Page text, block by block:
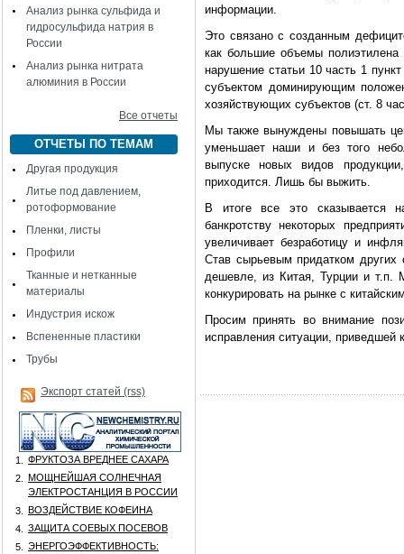
Анализ рынка сульфида и
гидросульфида натрия в
России
Анализ рынка нитрата
алюминия в России
Все отчеты
ОТЧЕТЫ ПО ТЕМАМ
Другая продукция
Литье под давлением,
ротоформование
Пленки, листы
Профили
Тканные и нетканные
материалы
Индустрия искож
Вспененные пластики
Трубы
Экспорт статей (rss)
1.
ФРУКТОЗА ВРЕДНЕЕ САХАРА
2.
МОЩНЕЙШАЯ СОЛНЕЧНАЯ
ЭЛЕКТРОСТАНЦИЯ В РОССИИ
3.
ВОЗДЕЙСТВИЕ КОФЕИНА
4.
ЗАЩИТА СОЕВЫХ ПОСЕВОВ
5.
ЭНЕРГОЭФФЕКТИВНОСТЬ:
информации.
Это связано с созданным
как большие объемы
нарушение статьи 10 часть 1
субъектом доминирующим
хозяйствующих субъектов (ст. 8
Мы также вынуждены повышать
уменьшает наши и без того
выпуске новых видов
приходится. Лишь бы выжить.
В итоге все это сказывается
банкротству некоторых
увеличивает безработицу и
Став сырьевым придатком
дешевле, из Китая, Турции и т.п.
конкурировать на рынке с
Просим принять во внимание
исправления ситуации, приведшей